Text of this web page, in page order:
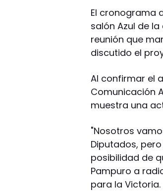
El cronograma
salón Azul de
reunión que
discutido el
Al confirmar el
Comunicación
muestra una
"Nosotros
Diputados,
posibilidad de
Pampuro a
para la Victoria.